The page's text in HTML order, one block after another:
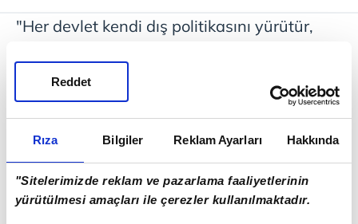
Rıza Bilgiler Reklam Ayarları Hakkında
"Sitelerimizde reklam ve pazarlama faaliyetlerinin
yürütülmesi amaçları ile çerezler kullanılmaktadır.
Reddet
"Her devlet kendi dış politikasını yürütür,
Türkiye'yi çevreleme, Kıbrıs Türkü'nü
sıkıştırma, Ege'de mevcut dengeyi bozma
fiili durum üretme amacına yönelmesi
halinde buna kayıtsız kalmamız
beklenemez. Fransa'nın bölgeye, tarihi